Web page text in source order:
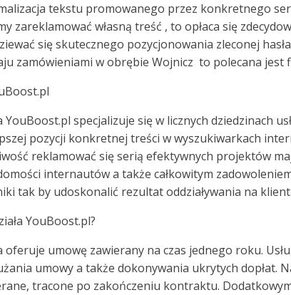
tekstu promowanego przez konkretnego
zareklamować własną treść , to opłaca się
się skutecznego pozycjonowania zleconej
zamówieniami w obrębie Wojnicz to polecana jest
YouBoost.pl specjalizuje się w licznych dziedzinach
pozycji konkretnej treści w wyszukiwarkach
reklamować się serią efektywnych projektów
internautów a także całkowitym
tak by udoskonalić rezultat oddziaływania na
YouBoost.pl?
oferuje umowę zawierany na czas jednego roku.
umowy a także dokonywania ukrytych dopłat.
tracone po zakończeniu kontraktu.